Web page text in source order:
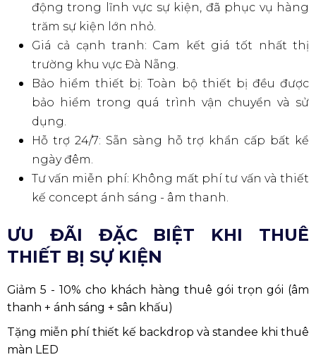
động trong lĩnh vực sự kiện, đã phục vụ hàng
trăm sự kiện lớn nhỏ.
Giá cả cạnh tranh: Cam kết giá tốt nhất thị
trường khu vực Đà Nẵng.
Bảo hiểm thiết bị: Toàn bộ thiết bị đều được
bảo hiểm trong quá trình vận chuyển và sử
dụng.
Hỗ trợ 24/7: Sẵn sàng hỗ trợ khẩn cấp bất kể
ngày đêm.
Tư vấn miễn phí: Không mất phí tư vấn và thiết
kế concept ánh sáng - âm thanh.
ƯU ĐÃI ĐẶC BIỆT KHI THUÊ
THIẾT BỊ SỰ KIỆN
Giảm 5 - 10% cho khách hàng thuê gói trọn gói (âm
thanh + ánh sáng + sân khấu)
Tặng miễn phí thiết kế backdrop và standee khi thuê
màn LED